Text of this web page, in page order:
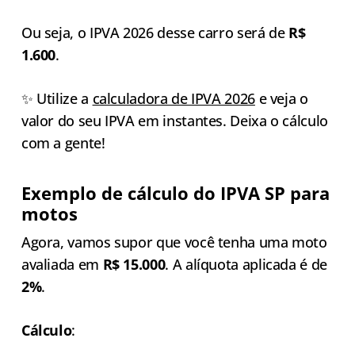
Ou seja, o IPVA 2026 desse carro será de R$
1.600.
✨ Utilize a calculadora de IPVA 2026e veja o
valor do seu IPVA em instantes. Deixa o cálculo
com a gente!
Exemplo de cálculo do IPVA SP para
motos
Agora, vamos supor que você tenha uma moto
avaliada em R$ 15.000. A alíquota aplicada é de
2%.
Cálculo: